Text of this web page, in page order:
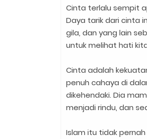
Cinta terlalu sempit
Daya tarik dari cinta
gila, dan yang lain
untuk melihat hati
Cinta adalah
penuh cahaya di
dikehendaki. Dia
menjadi rindu, dan
Islam itu tidak